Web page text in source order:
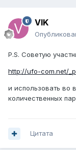
VIK
P.S. Советую
http://ufo-com.net/
и использовать во
количественных
Цитата